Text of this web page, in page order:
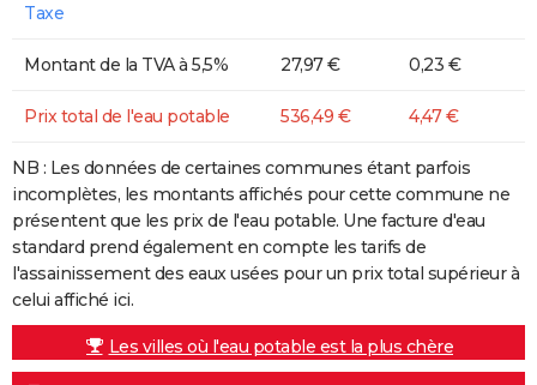
Taxe
Montant de la TVA à 5,5% 27,97 € 0,23 €
Prix total de l'eau potable 536,49 € 4,47 €
NB : Les données de certaines communes étant parfois
incomplètes, les montants affichés pour cette commune ne
présentent que les prix de l'eau potable. Une facture d'eau
standard prend également en compte les tarifs de
l'assainissement des eaux usées pour un prix total supérieur à
celui affiché ici.
Les villes où l'eau potable est la plus chère